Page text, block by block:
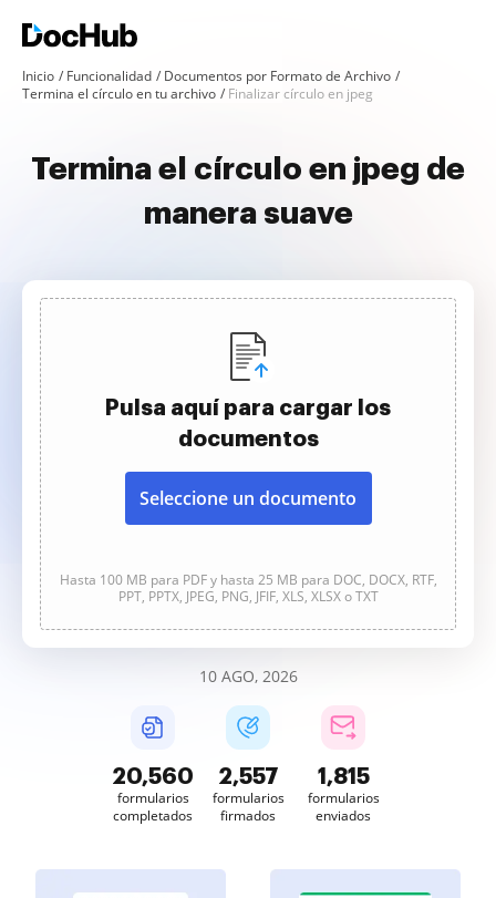
Inicio Funcionalidad
Documentos por Formato de Archivo
Termina el círculo en tu archivo
Finalizar círculo en jpeg
Termina el círculo en jpeg de
manera suave
Pulsa aquí para cargar los
documentos
Seleccione un documento
Hasta 100 MB para PDF y hasta 25 MB para DOC, DOCX, RTF,
PPT, PPTX, JPEG, PNG, JFIF, XLS, XLSX o TXT
10 AGO, 2026
20,565
formularios
completados
2,557
formularios
firmados
1,816
formularios
enviados